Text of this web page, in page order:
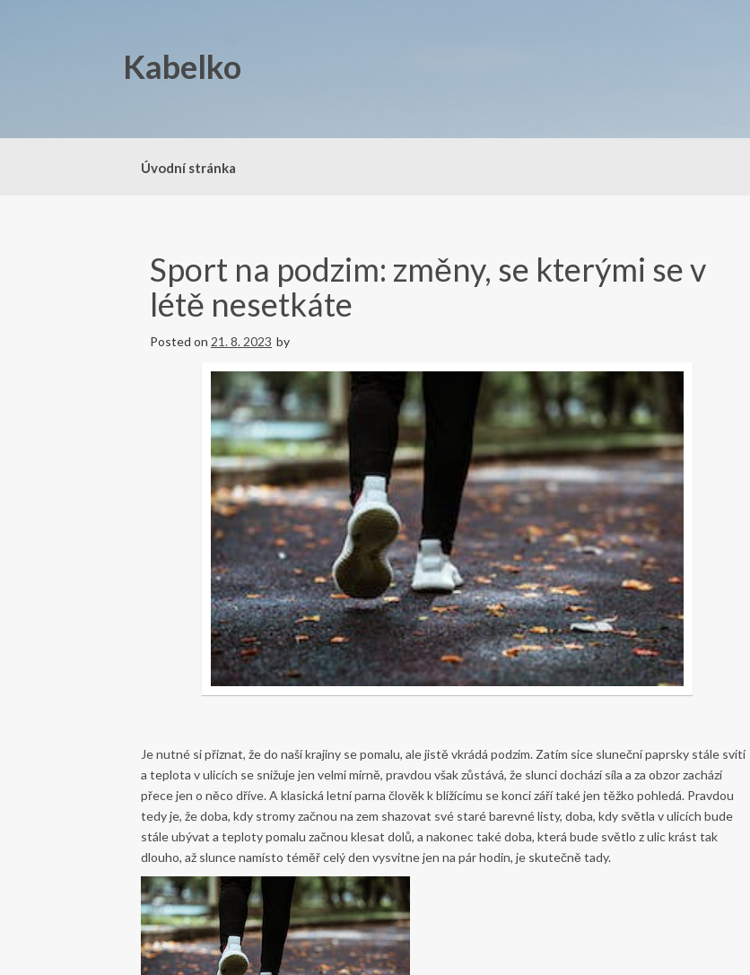
Kabelko
Úvodní stránka
Sport na podzim: změny, se kterými se v
létě nesetkáte
Posted on 21. 8. 2023 by
Je nutné si přiznat, že do naší krajiny se pomalu, ale jistě vkrádá podzim. Zatím sice sluneční paprsky stále svítí
a teplota v ulicích se snižuje jen velmi mírně, pravdou však zůstává, že slunci dochází síla a za obzor zachází
přece jen o něco dříve. A klasická letní parna člověk k blížícímu se konci září také jen těžko pohledá. Pravdou
tedy je, že doba, kdy stromy začnou na zem shazovat své staré barevné listy, doba, kdy světla v ulicích bude
stále ubývat a teploty pomalu začnou klesat dolů, a nakonec také doba, která bude světlo z ulic krást tak
dlouho, až slunce namísto téměř celý den vysvitne jen na pár hodin, je skutečně tady.